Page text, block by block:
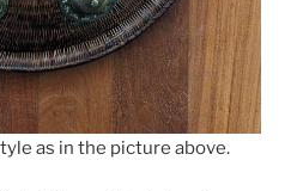
as in the picture above.